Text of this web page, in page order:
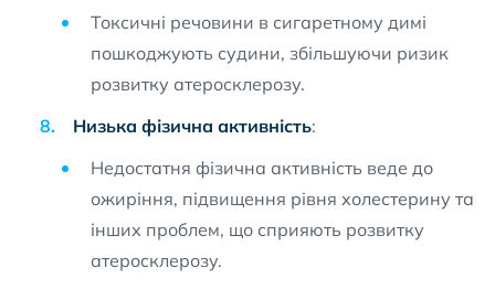
Токсичні речовини в сигаретному димі
пошкоджують судини, збільшуючи ризик
розвитку атеросклерозу.
Низька фізична активність:
Недостатня фізична активність веде до
ожиріння, підвищення рівня холестерину та
інших проблем, що сприяють розвитку
атеросклерозу.